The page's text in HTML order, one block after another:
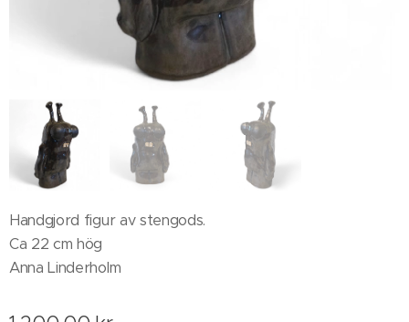
Handgjord figur av stengods.
Ca 22 cm hög
Anna Linderholm